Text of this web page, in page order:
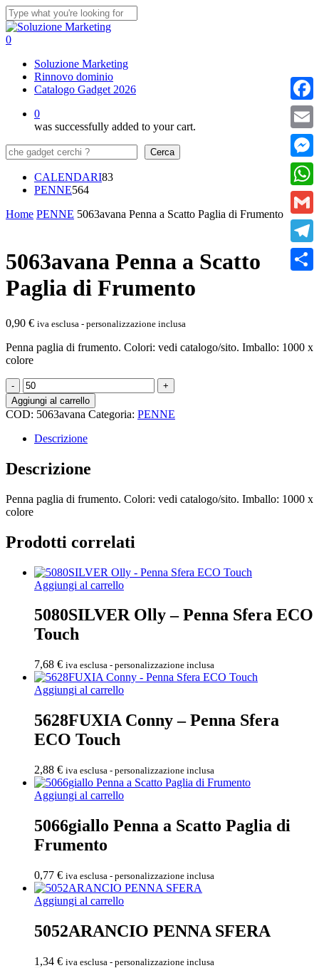
Skip
to
main
Close
Search
0
Soluzione Marketing
Rinnovo dominio
Catalogo Gadget 2026
0
was successfully added to your cart.
Cerca
Cerca
CALENDARI8383
PENNE564564
Home PENNE 5063avana Penna a Scatto Paglia di Frumento
5063avana Penna a Scatto
Paglia di Frumento
0,90 € iva esclusa - personalizzazione inclusa
Penna paglia di frumento. Colori: vedi catalogo/sito. Imballo: 1000 x
colore
5063avana
Penna
a
Scatto
Paglia
Frumento
quantità
Aggiungi al carrello
COD: 5063avana Categoria: PENNE
Descrizione
Descrizione
Penna paglia di frumento. Colori: vedi catalogo/sito. Imballo: 1000 x
colore
Prodotti correlati
Aggiungi al carrello
5080SILVER Olly – Penna Sfera ECO
Touch
7,68 € iva esclusa - personalizzazione inclusa
Aggiungi al carrello
5628FUXIA Conny – Penna Sfera
ECO Touch
2,88 € iva esclusa - personalizzazione inclusa
Aggiungi al carrello
5066giallo Penna a Scatto Paglia di
Frumento
0,77 € iva esclusa - personalizzazione inclusa
Aggiungi al carrello
5052ARANCIO PENNA SFERA
1,34 € iva esclusa - personalizzazione inclusa
Email
Gmail